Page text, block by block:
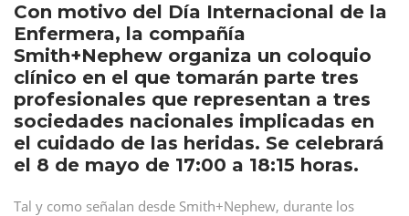
Con motivo del Día Internacional de la
Enfermera, la compañía
Smith+Nephew organiza un coloquio
clínico en el que tomarán parte tres
profesionales que representan a tres
sociedades nacionales implicadas en
el cuidado de las heridas. Se celebrará
el 8 de mayo de 17:00 a 18:15 horas.
Tal y como señalan desde Smith+Nephew, durante los